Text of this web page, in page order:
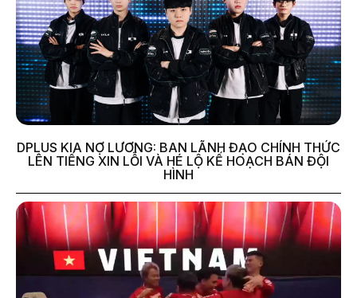
DPLUS KIA NỢ LƯƠNG: BAN LÃNH ĐẠO CHÍNH THỨC
LÊN TIẾNG XIN LỖI VÀ HÉ LỘ KẾ HOẠCH BÁN ĐỘI
HÌNH